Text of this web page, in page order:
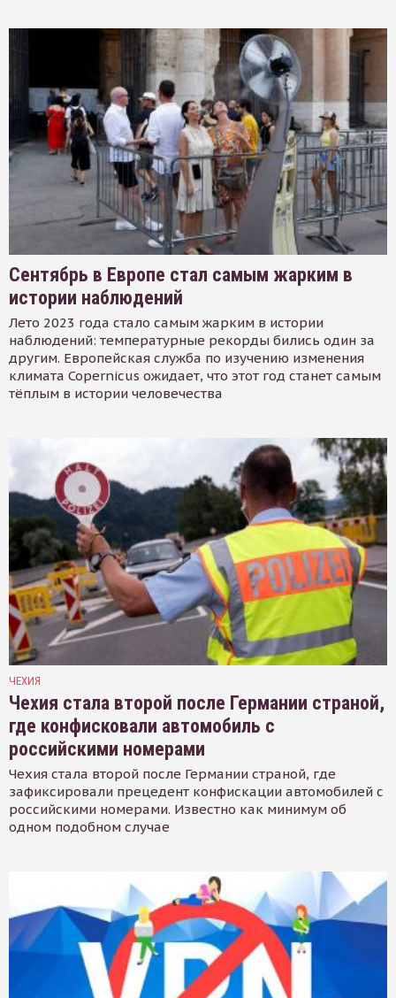
Сентябрь в Европе стал самым жарким в
истории наблюдений
Лето 2023 года стало самым жарким в истории
наблюдений: температурные рекорды бились один за
другим. Европейская служба по изучению изменения
климата Copernicus ожидает, что этот год станет самым
тёплым в истории человечества
ЧЕХИЯ
Чехия стала второй после Германии страной,
где конфисковали автомобиль с
российскими номерами
Чехия стала второй после Германии страной, где
зафиксировали прецедент конфискации автомобилей с
российскими номерами. Известно как минимум об
одном подобном случае